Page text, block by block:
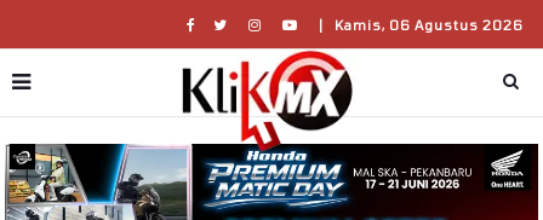
| Kamis, 06 Agustus 2026